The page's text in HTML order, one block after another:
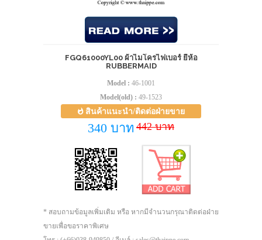
FGQ61000YL00 ผ้าไมโครไฟเบอร์ ยี่ห้อ
RUBBERMAID
Model : 46-1001
Model(old) : 49-1523
สินค้าแนะนำ/ติดต่อฝ่ายขาย
340 บาท 442 บาท
* สอบถามข้อมูลเพิ่มเติม หรือ หากมีจำนวนกรุณาติดต่อฝ่าย
ขายเพื่อขอราคาพิเศษ